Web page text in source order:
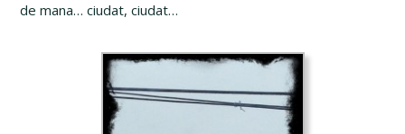
de mana… ciudat, ciudat…